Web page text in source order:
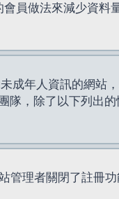
員做法來減少資料
成年人資訊的網站
隊，除了以下列出
理者關閉了註冊功